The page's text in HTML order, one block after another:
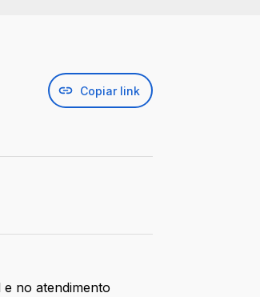
Copiar link
no atendimento